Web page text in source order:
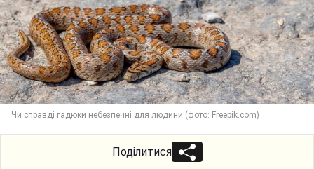
Чи справді гадюки небезпечні для людини (фото: Freepik.com)
Поділитися